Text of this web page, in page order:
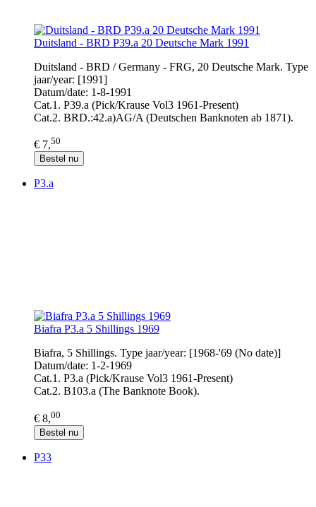
Duitsland - BRD P39.a 20 Deutsche Mark 1991
Duitsland - BRD / Germany - FRG, 20 Deutsche Mark. Type
jaar/year: [1991]
Datum/date: 1-8-1991
Cat.1. P39.a (Pick/Krause Vol3 1961-Present)
Cat.2. BRD.:42.a)AG/A (Deutschen Banknoten ab 1871).
€ 7,50
Bestel nu
P3.a
Biafra P3.a 5 Shillings 1969
Biafra, 5 Shillings. Type jaar/year: [1968-'69 (No date)]
Datum/date: 1-2-1969
Cat.1. P3.a (Pick/Krause Vol3 1961-Present)
Cat.2. B103.a (The Banknote Book).
€ 8,00
Bestel nu
P33